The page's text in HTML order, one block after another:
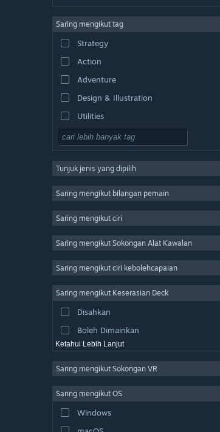
Saring mengikut tag
Strategy
Action
Adventure
Design & Illustration
Utilities
Free to Play
Massively Multiplayer
Casual
Simulation
Video Production
Photo Editing
Tunjuk jenis yang dipilih
Saring mengikut bilangan pemain
Saring mengikut ciri
Saring mengikut Sokongan Alat Kawalan
Saring mengikut ciri kebolehcapaian
Saring mengikut Keserasian Deck
Disahkan
Boleh Dimainkan
Ketahui Lebih Lanjut
Saring mengikut Sokongan VR
Saring mengikut OS
Windows